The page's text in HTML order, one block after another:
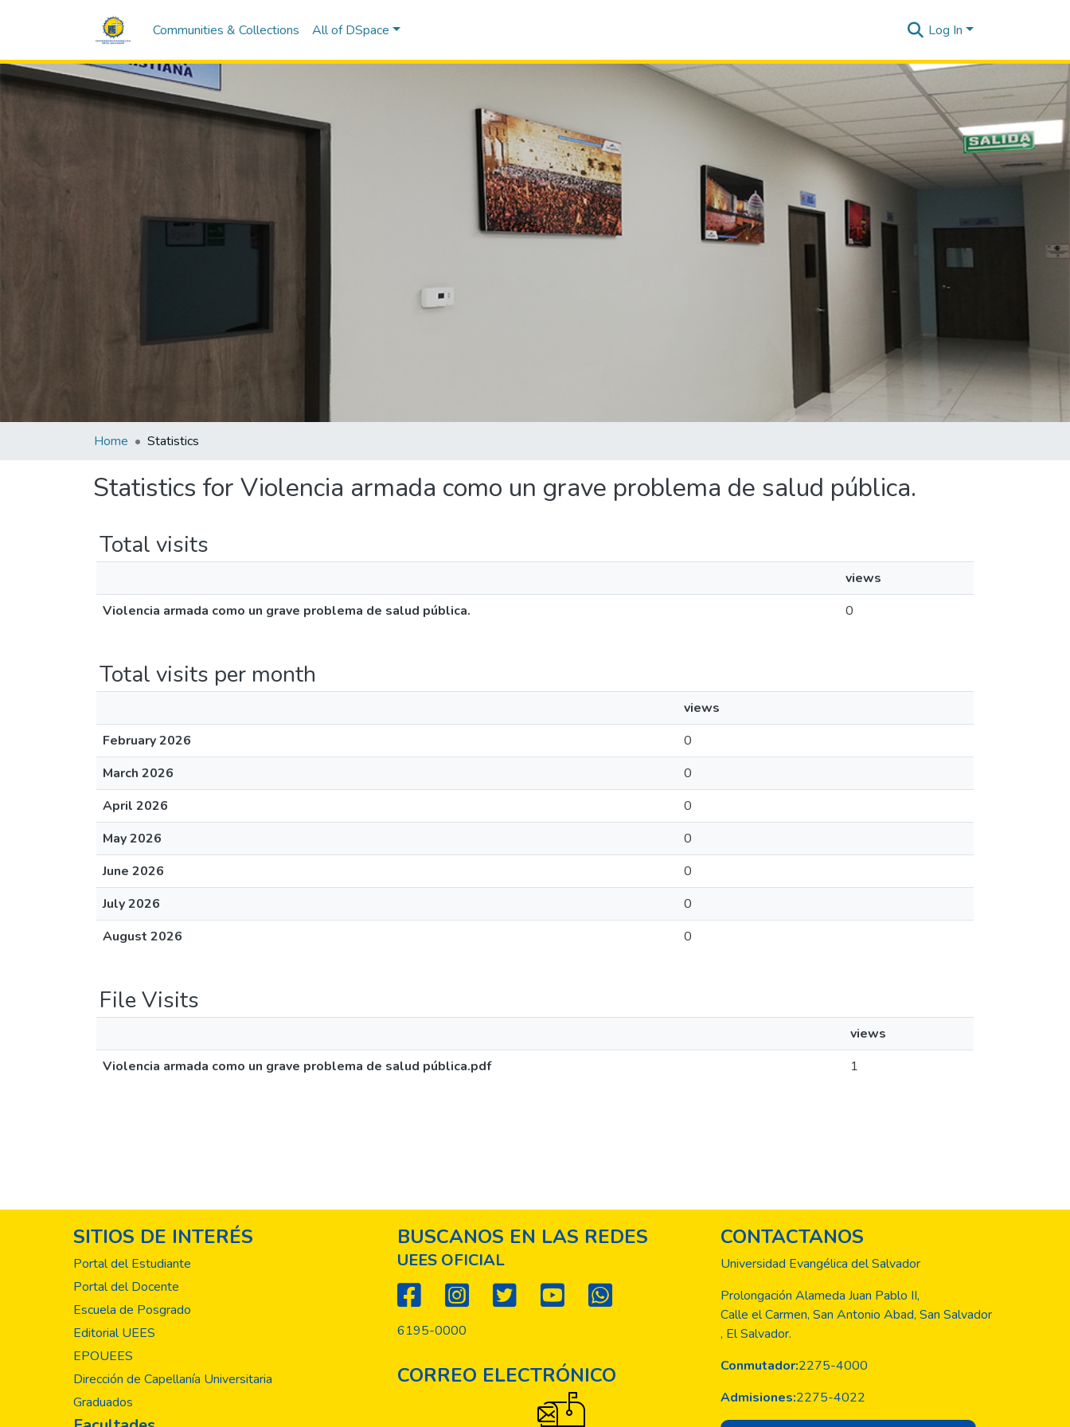
Communities & Collections All of DSpace Log In
Home Statistics
Statistics for Violencia armada como un grave problema de salud pública.
Total visits
views
Violencia armada como un grave problema de salud pública.
0
Total visits per month
views
February 2026
0
March 2026
0
April 2026
0
May 2026
0
June 2026
0
July 2026
0
August 2026
0
File Visits
views
Violencia armada como un grave problema de salud pública.pdf
1
SITIOS DE INTERÉS
Portal del Estudiante
Portal del Docente
Escuela de Posgrado
Editorial UEES
EPOUEES
Dirección de Capellanía Universitaria
Graduados
BUSCANOS EN LAS REDES
UEES OFICIAL
6195-0000
CORREO ELECTRÓNICO
CONTACTANOS
Universidad Evangélica del Salvador
Prolongación Alameda Juan Pablo II,
Calle el Carmen, San Antonio Abad, San Salvador
, El Salvador.
Conmutador:2275-4000
Admisiones:2275-4022